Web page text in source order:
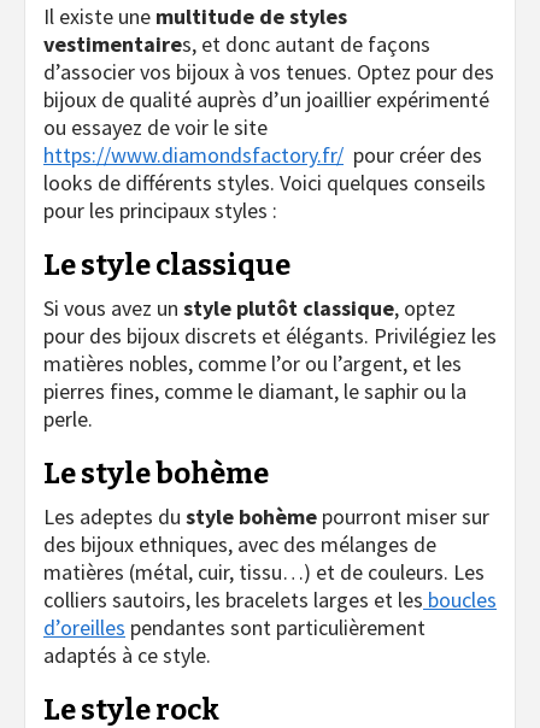
Il existe une multitude de styles
vestimentaires, et donc autant de façons
d’associer vos bijoux à vos tenues. Optez pour des
bijoux de qualité auprès d’un joaillier expérimenté
ou essayez de voir le site
https://www.diamondsfactory.fr/ pour créer des
looks de différents styles. Voici quelques conseils
pour les principaux styles :
Le style classique
Si vous avez un style plutôt classique, optez
pour des bijoux discrets et élégants. Privilégiez les
matières nobles, comme l’or ou l’argent, et les
pierres fines, comme le diamant, le saphir ou la
perle.
Le style bohème
Les adeptes du style bohème pourront miser sur
des bijoux ethniques, avec des mélanges de
matières (métal, cuir, tissu…) et de couleurs. Les
colliers sautoirs, les bracelets larges et les boucles
d’oreilles pendantes sont particulièrement
adaptés à ce style.
Le style rock